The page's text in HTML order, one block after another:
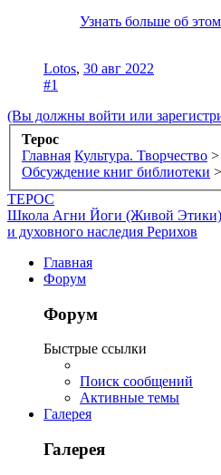
Узнать больше об
Lotos, 30 авг 2022
#1
(Вы должны войти или
Терос
Главная Культура. Творчество >
Обсуждение книг библиотеки >
ТЕРОС
Школа Агни Йоги (Живой Этики)
и духовного наследия Рерихов
Главная
Форум
Форум
Быстрые ссылки
Поиск сообщений
Активные темы
Галерея
Галерея